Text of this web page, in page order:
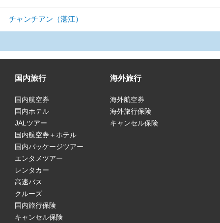
チャンチアン（湛江）
国内旅行
国内航空券
国内ホテル
JALツアー
国内航空券＋ホテル
国内パッケージツアー
エンタメツアー
レンタカー
高速バス
クルーズ
国内旅行保険
キャンセル保険
海外旅行
海外航空券
海外旅行保険
キャンセル保険